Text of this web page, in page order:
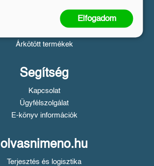
Adatvédelem
Árkötött termékek
Segítség
Kapcsolat
Ügyfélszolgálat
E-könyv információk
olvasnimeno.hu
Terjesztés és logisztika
Elfogadom